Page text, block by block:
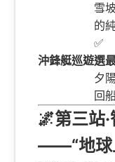
雪
的
✅
沖鋒艇巡遊選
夕
回
🌌第三站
——“地球